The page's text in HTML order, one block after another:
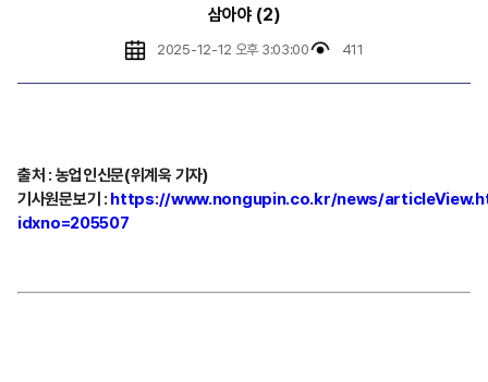
삼아야 (2)
2025-12-12 오후 3:03:00 411
출처 : 농업인신문(위계욱 기자)
기사원문보기 : https://www.nongupin.co.kr/news/
idxno=205507